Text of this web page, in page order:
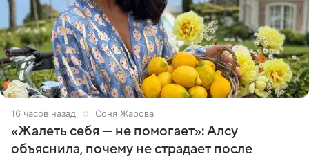
16 часов назад Соня Жарова
«Жалеть себя — не помогает»: Алсу
объяснила, почему не страдает после